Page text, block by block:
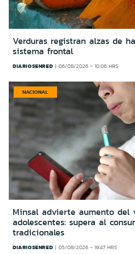
Verduras registran alzas de
sistema frontal
DIARIOSENRED 06/08/2026 - 10:06 HRS
NACIONAL
Minsal advierte aumento del
adolescentes: supera al
tradicionales
DIARIOSENRED 05/08/2026 - 19:47 HRS